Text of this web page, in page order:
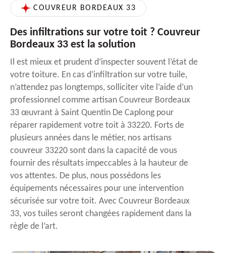
COUVREUR BORDEAUX 33
Des infiltrations sur votre toit ? Couvreur
Bordeaux 33 est la solution
Il est mieux et prudent d’inspecter souvent l’état de
votre toiture. En cas d’infiltration sur votre tuile,
n’attendez pas longtemps, solliciter vite l’aide d’un
professionnel comme artisan Couvreur Bordeaux
33 œuvrant à Saint Quentin De Caplong pour
réparer rapidement votre toit à 33220. Forts de
plusieurs années dans le métier, nos artisans
couvreur 33220 sont dans la capacité de vous
fournir des résultats impeccables à la hauteur de
vos attentes. De plus, nous possédons les
équipements nécessaires pour une intervention
sécurisée sur votre toit. Avec Couvreur Bordeaux
33, vos tuiles seront changées rapidement dans la
règle de l’art.